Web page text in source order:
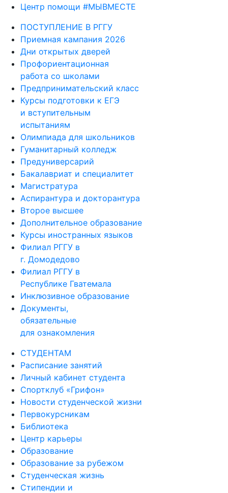
Центр помощи #МЫВМЕСТЕ
ПОСТУПЛЕНИЕ В РГГУ
Приемная кампания 2026
Дни открытых дверей
Профориентационная
работа со школами
Предпринимательский класс
Курсы подготовки к ЕГЭ
и вступительным
испытаниям
Олимпиада для школьников
Гуманитарный колледж
Предуниверсарий
Бакалавриат и специалитет
Магистратура
Аспирантура и докторантура
Второе высшее
Дополнительное образование
Курсы иностранных языков
Филиал РГГУ в
г. Домодедово
Филиал РГГУ в
Республике Гватемала
Инклюзивное образование
Документы,
обязательные
для ознакомления
СТУДЕНТАМ
Расписание занятий
Личный кабинет студента
Спортклуб «Грифон»
Новости студенческой жизни
Первокурсникам
Библиотека
Центр карьеры
Образование
Образование за рубежом
Студенческая жизнь
Стипендии и